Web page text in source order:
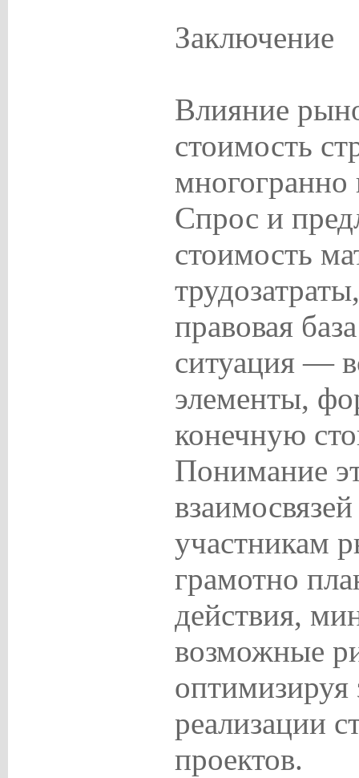
Заключение
Влияние
стоимость
многогранно
Спрос и
стоимость
правовая
ситуация —
элементы,
конечную
Понимание
участникам
грамотно
действия,
возможные
оптимизируя
реализации
проектов.